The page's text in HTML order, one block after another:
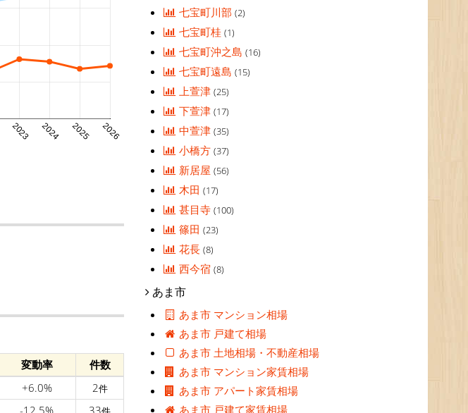
2023 2024 2025 2026
変動率
件数
+6.0% 2件
七宝町川部(2)
七宝町桂(1)
七宝町沖之島(16)
七宝町遠島(15)
上萱津(25)
下萱津(17)
中萱津(35)
小橋方(37)
新居屋(56)
木田(17)
甚目寺(100)
篠田(23)
花長(8)
西今宿(8)
あま市
あま市 マンション相場
あま市 戸建て相場
あま市 土地相場・不動産相場
あま市 マンション家賃相場
あま市 アパート家賃相場
あま市 戸建て家賃相場